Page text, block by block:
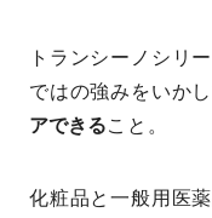
トランシーノシリ
ではの強みをいか
アできること。
化粧品と一般用医